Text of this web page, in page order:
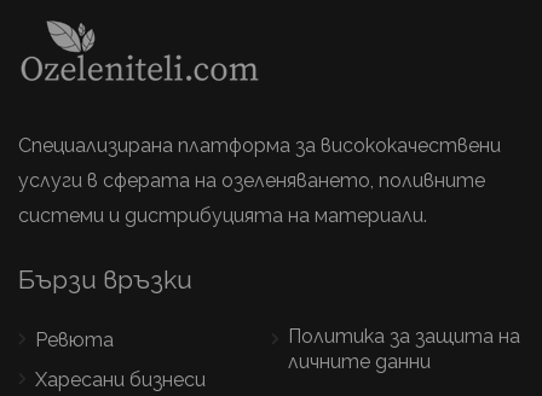
Специализирана платформа за висококачествени
услуги в сферата на озеленяването, поливните
системи и дистрибуцията на материали.
Бързи връзки
Ревюта
Харесани бизнеси
Политика за защита на
личните данни